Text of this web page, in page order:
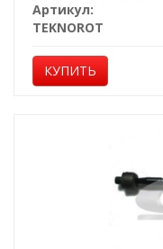
Артикул:
TEKNOROT
КУПИТЬ